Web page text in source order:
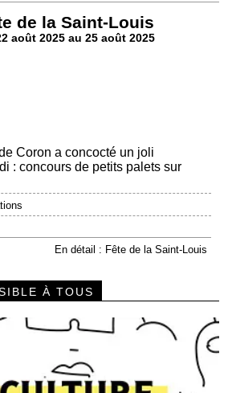
de la Saint-Louis
août 2025 au 25 août 2025
Coron a concocté un joli
: concours de petits palets sur
En détail : Fête de la Saint-Louis
À TOUS